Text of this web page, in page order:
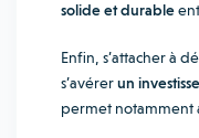
solide et durable
Enfin, s’attacher à
s’avérerun
permet notamment